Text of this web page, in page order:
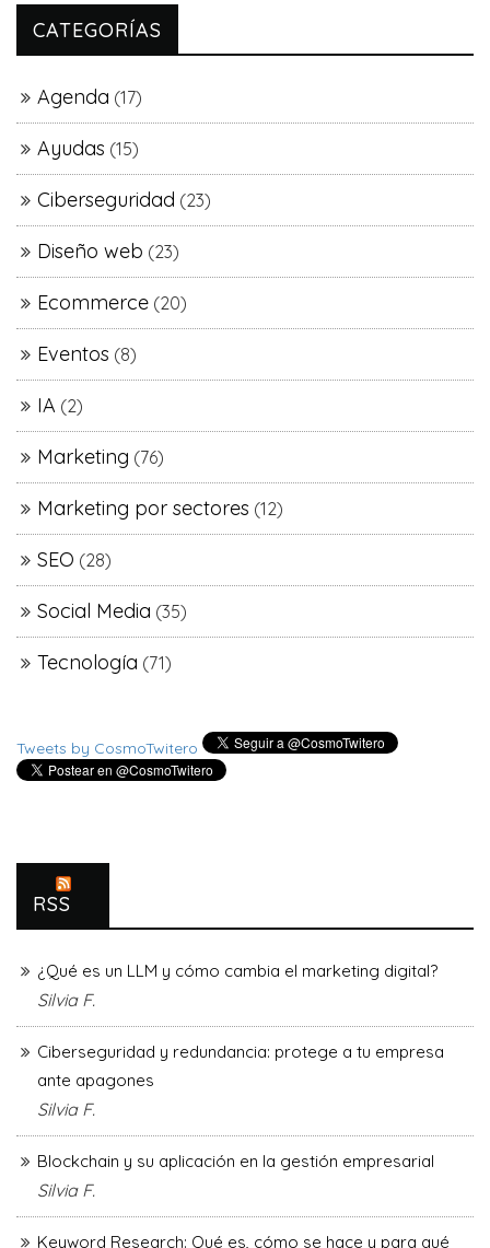
CATEGORÍAS
Agenda (17)
Ayudas (15)
Ciberseguridad (23)
Diseño web (23)
Ecommerce (20)
Eventos (8)
IA (2)
Marketing (76)
Marketing por sectores (12)
SEO (28)
Social Media (35)
Tecnología (71)
Tweets by CosmoTwitero
RSS
¿Qué es un LLM y cómo cambia el marketing digital?
Silvia F.
Ciberseguridad y redundancia: protege a tu empresa
ante apagones
Silvia F.
Blockchain y su aplicación en la gestión empresarial
Silvia F.
Keyword Research: Qué es, cómo se hace y para qué